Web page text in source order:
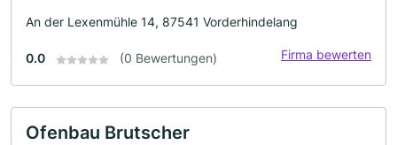
An der Lexenmühle 14, 87541 Vorderhindelang
0.0 (0 Bewertungen) Firma bewerten
Ofenbau Brutscher